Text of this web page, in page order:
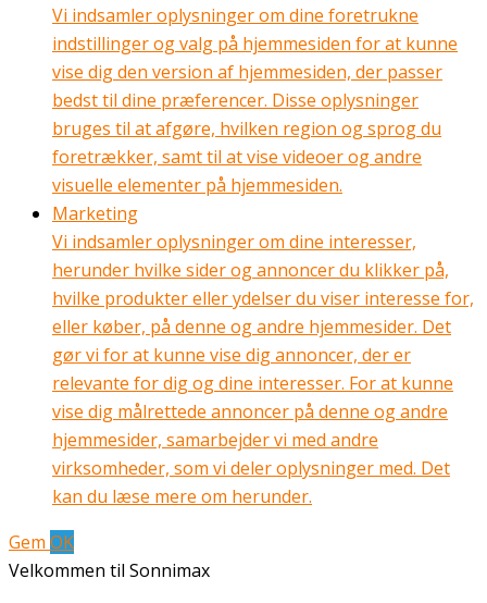
Vi indsamler oplysninger om dine foretrukne
indstillinger og valg på hjemmesiden for at kunne
vise dig den version af hjemmesiden, der passer
bedst til dine præferencer. Disse oplysninger
bruges til at afgøre, hvilken region og sprog du
foretrækker, samt til at vise videoer og andre
visuelle elementer på hjemmesiden.
Marketing
Vi indsamler oplysninger om dine interesser,
herunder hvilke sider og annoncer du klikker på,
hvilke produkter eller ydelser du viser interesse for,
eller køber, på denne og andre hjemmesider. Det
gør vi for at kunne vise dig annoncer, der er
relevante for dig og dine interesser. For at kunne
vise dig målrettede annoncer på denne og andre
hjemmesider, samarbejder vi med andre
virksomheder, som vi deler oplysninger med. Det
kan du læse mere om herunder.
Gem OK
Velkommen til Sonnimax